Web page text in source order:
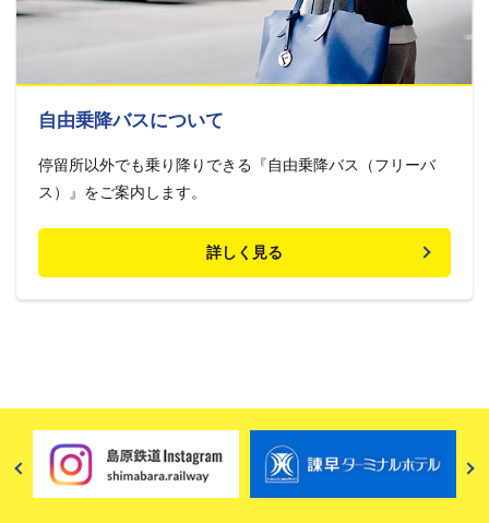
自由乗降バスについて
停留所以外でも乗り降りできる『自由乗降バス（フリーバ
ス）』をご案内します。
詳しく見る